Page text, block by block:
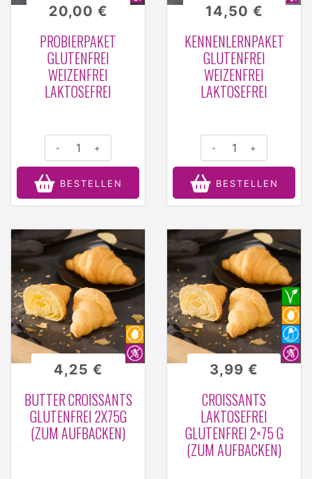
PROBIERPAKET
GLUTENFREI
WEIZENFREI
LAKTOSEFREI
20,00 €
- +
BESTELLEN
KENNENLERNPAKET
GLUTENFREI
WEIZENFREI
LAKTOSEFREI
14,50 €
- +
BESTELLEN
BUTTER CROISSANTS
GLUTENFREI 2X75G
(ZUM AUFBACKEN)
4,25 €
CROISSANTS
LAKTOSEFREI
GLUTENFREI 2×75 G
(ZUM AUFBACKEN)
3,99 €